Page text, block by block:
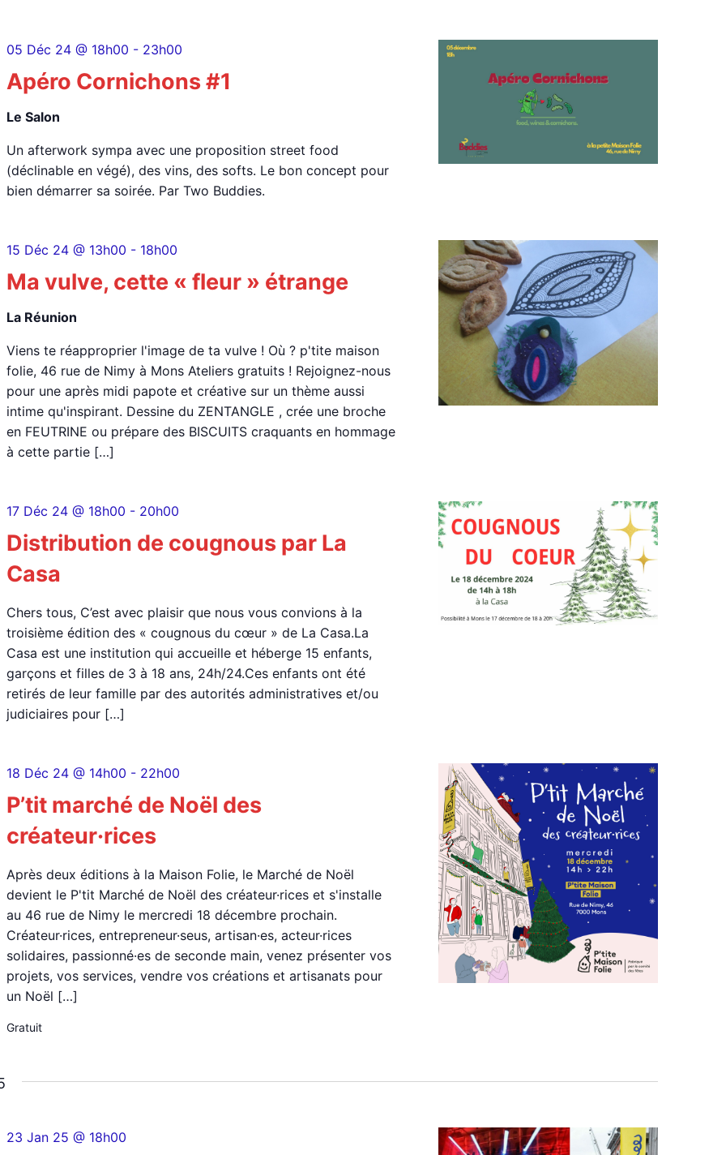
Apéro Cornichons #1
05 Déc 24 @ 18h00 - 23h00
Le Salon
Un afterwork sympa avec une proposition street food
(déclinable en végé), des vins, des softs. Le bon concept pour
bien démarrer sa soirée. Par Two Buddies.
Ma vulve, cette « fleur » étrange
15 Déc 24 @ 13h00 - 18h00
La Réunion
Viens te réapproprier l'image de ta vulve ! Où ? p'tite maison
folie, 46 rue de Nimy à Mons Ateliers gratuits ! Rejoignez-nous
pour une après midi papote et créative sur un thème aussi
intime qu'inspirant. Dessine du ZENTANGLE , crée une broche
en FEUTRINE ou prépare des BISCUITS craquants en hommage
à cette partie […]
Distribution de cougnous par La
Casa
17 Déc 24 @ 18h00 - 20h00
Chers tous, C’est avec plaisir que nous vous convions à la
troisième édition des « cougnous du cœur » de La Casa.La
Casa est une institution qui accueille et héberge 15 enfants,
garçons et filles de 3 à 18 ans, 24h/24.Ces enfants ont été
retirés de leur famille par des autorités administratives et/ou
judiciaires pour […]
P’tit marché de Noël des
créateur·rices
18 Déc 24 @ 14h00 - 22h00
Après deux éditions à la Maison Folie, le Marché de Noël
devient le P'tit Marché de Noël des créateur·rices et s'installe
au 46 rue de Nimy le mercredi 18 décembre prochain.
Créateur·rices, entrepreneur·seus, artisan·es, acteur·rices
solidaires, passionné·es de seconde main, venez présenter vos
projets, vos services, vendre vos créations et artisanats pour
un Noël […]
Gratuit
23 Jan 25 @ 18h00